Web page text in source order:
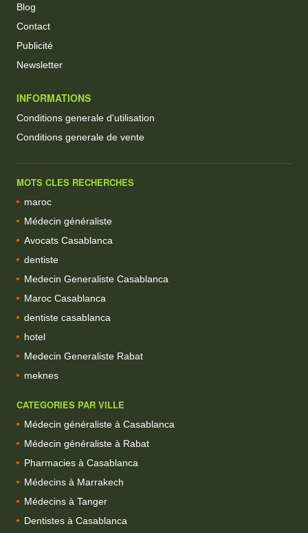
Blog
Contact
Publicité
Newsletter
INFORMATIONS
Conditions generale d'utilisation
Conditions generale de vente
MOTS CLES RECHERCHES
maroc
Médecin généraliste
Avocats Casablanca
dentiste
Medecin Generaliste Casablanca
Maroc Casablanca
dentiste casablanca
hotel
Medecin Generaliste Rabat
meknes
CATEGORIES PAR VILLE
Médecin généraliste à Casablanca
Médecin généraliste à Rabat
Pharmacies à Casablanca
Médecins à Marrakech
Médecins à Tanger
Dentistes à Casablanca